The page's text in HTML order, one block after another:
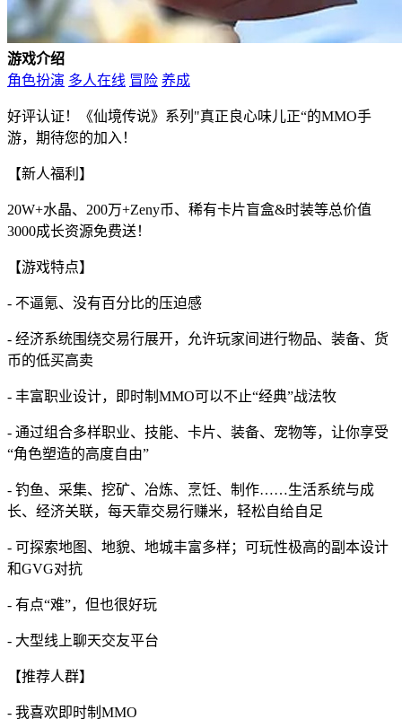
游戏介绍
角色扮演 多人在线 冒险 养成
好评认证！《仙境传说》系列"真正良心味儿正“的MMO手
游，期待您的加入！
【新人福利】
20W+水晶、200万+Zeny币、稀有卡片盲盒&时装等总价值
3000成长资源免费送！
【游戏特点】
- 不逼氪、没有百分比的压迫感
- 经济系统围绕交易行展开，允许玩家间进行物品、装备、货
币的低买高卖
- 丰富职业设计，即时制MMO可以不止“经典”战法牧
- 通过组合多样职业、技能、卡片、装备、宠物等，让你享受
“角色塑造的高度自由”
- 钓鱼、采集、挖矿、冶炼、烹饪、制作……生活系统与成
长、经济关联，每天靠交易行赚米，轻松自给自足
- 可探索地图、地貌、地城丰富多样；可玩性极高的副本设计
和GVG对抗
- 有点“难”，但也很好玩
- 大型线上聊天交友平台
【推荐人群】
- 我喜欢即时制MMO